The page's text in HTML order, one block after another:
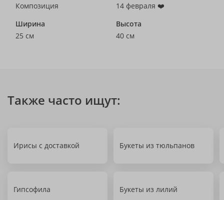
Композиция
14 февраля ❤️
Ширина
25 см
Высота
40 см
Также часто ищут:
Ирисы с доставкой Букеты из тюльпанов
Гипсофила Букеты из лилий